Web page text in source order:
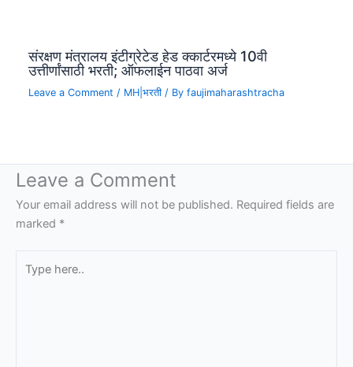
संरक्षण मंत्रालय इंटीग्रेटेड हेड क्कार्टरमध्ये 10वी
उत्तीर्णांसाठी भरती; ऑफलाईन पाठवा अर्ज
Leave a Comment / MH|भरती / Byfaujimaharashtracha
Leave a Comment
Your email address will not be published. Required fields are
marked *
here..